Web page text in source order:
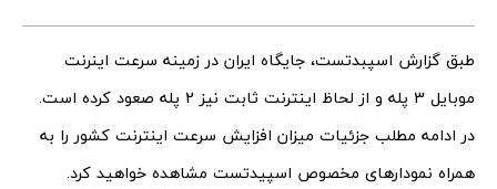
طبق گزارش اسپبدتست، جایگاه ایران در زمینه سرعت اینرنت
موبایل 3 پله و از لحاظ اینترنت ثابت نیز 2 پله صعود کرده است.
در ادامه مطلب جزئیات میزان افزایش سرعت اینترنت کشور را به
همراه نمودارهای مخصوص اسپیدتست مشاهده خواهید کرد.